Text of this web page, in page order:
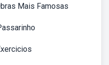
Mais Famosas